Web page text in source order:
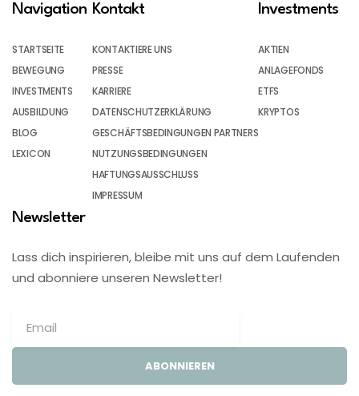
Navigation
STARTSEITE
BEWEGUNG
INVESTMENTS
AUSBILDUNG
BLOG
LEXICON
Kontakt
KONTAKTIERE UNS
PRESSE
KARRIERE
DATENSCHUTZERKLÄRUNG
GESCHÄFTSBEDINGUNGEN PARTNERS
NUTZUNGSBEDINGUNGEN
HAFTUNGSAUSSCHLUSS
IMPRESSUM
Investments
AKTIEN
ANLAGEFONDS
ETFS
KRYPTOS
Newsletter
Lass dich inspirieren, bleibe mit uns auf dem Laufenden
und abonniere unseren Newsletter!
ABONNIEREN